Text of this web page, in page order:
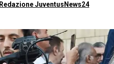
Redazione JuventusNews24